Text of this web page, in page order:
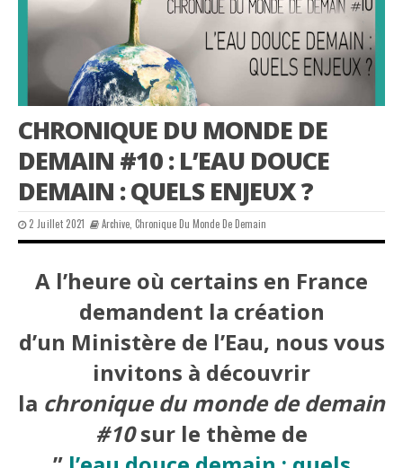
CHRONIQUE DU MONDE DE
DEMAIN #10 : L’EAU DOUCE
DEMAIN : QUELS ENJEUX ?
2 Juillet 2021 Archive,Chronique Du Monde De Demain
A l’heure où certains en France
demandent la création
d’un Ministère de l’Eau, nous vous
invitons à découvrir
la chronique du monde de demain
#10sur le thème de